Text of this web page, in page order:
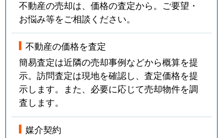
不動産の売却は、価格の査定から。ご要望・
お悩み等をご相談ください。
不動産の価格を査定
簡易査定は近隣の売却事例などから概算を提
示。訪問査定は現地を確認し、査定価格を提
示します。また、必要に応じて売却物件を調
査します。
媒介契約